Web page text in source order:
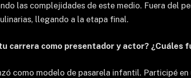
las complejidades de este medio. Fuera del
llegando a la etapa final.
carrera como presentador y actor?
como modelo de pasarela infantil. Participé